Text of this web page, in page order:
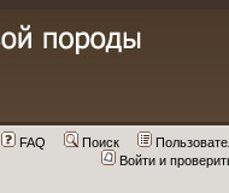
FAQ Поиск
Войти и